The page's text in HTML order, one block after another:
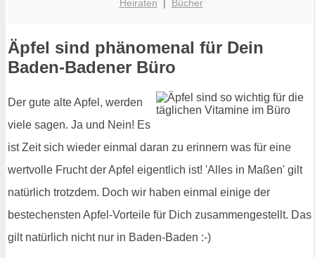
Heiraten | Bücher
Äpfel sind phänomenal für Dein
Baden-Badener Büro
Der gute alte Apfel, werden
viele sagen. Ja und Nein! Es
ist Zeit sich wieder einmal daran zu erinnern was für eine
wertvolle Frucht der Apfel eigentlich ist! 'Alles in Maßen' gilt
natürlich trotzdem. Doch wir haben einmal einige der
bestechensten Apfel-Vorteile für Dich zusammengestellt. Das
gilt natürlich nicht nur in Baden-Baden :-)